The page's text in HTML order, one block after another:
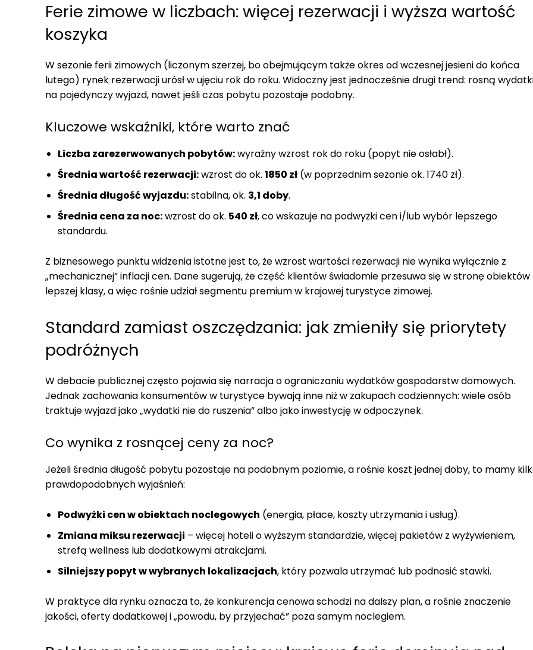
Ferie zimowe w liczbach: więcej rezerwacji i wyższa wartość
koszyka
W sezonie ferii zimowych (liczonym szerzej, bo obejmującym także okres od wczesnej jesieni do końca
lutego) rynek rezerwacji urósł w ujęciu rok do roku. Widoczny jest jednocześnie drugi trend: rosną
na pojedynczy wyjazd, nawet jeśli czas pobytu pozostaje podobny.
Kluczowe wskaźniki, które warto znać
Liczba zarezerwowanych pobytów:wyraźny wzrost rok do roku (popyt nie osłabł).
Średnia wartość rezerwacji:wzrost do ok. 1850 zł (w poprzednim sezonie ok. 1740 zł).
Średnia długość wyjazdu:stabilna, ok. 3,1 doby.
Średnia cena za noc:wzrost do ok. 540 zł, co wskazuje na podwyżki cen i/lub wybór lepszego
standardu.
Z biznesowego punktu widzenia istotne jest to, że wzrost wartości rezerwacji nie wynika wyłącznie z
„mechanicznej” inflacji cen. Dane sugerują, że część klientów świadomie przesuwa się w stronę obiektów
lepszej klasy, a więc rośnie udział segmentu premium w krajowej turystyce zimowej.
Standard zamiast oszczędzania: jak zmieniły się priorytety
podróżnych
W debacie publicznej często pojawia się narracja o ograniczaniu wydatków gospodarstw domowych.
Jednak zachowania konsumentów w turystyce bywają inne niż w zakupach codziennych: wiele osób
traktuje wyjazd jako „wydatki nie do ruszenia” albo jako inwestycję w odpoczynek.
Co wynika z rosnącej ceny za noc?
Jeżeli średnia długość pobytu pozostaje na podobnym poziomie, a rośnie koszt jednej doby, to mamy
prawdopodobnych wyjaśnień:
Podwyżki cen w obiektach noclegowych (energia, płace, koszty utrzymania i usług).
Zmiana miksu rezerwacji – więcej hoteli o wyższym standardzie, więcej pakietów z wyżywieniem,
strefą wellness lub dodatkowymi atrakcjami.
Silniejszy popyt w wybranych lokalizacjach, który pozwala utrzymać lub podnosić stawki.
W praktyce dla rynku oznacza to, że konkurencja cenowa schodzi na dalszy plan, a rośnie znaczenie
jakości, oferty dodatkowej i „powodu, by przyjechać” poza samym noclegiem.